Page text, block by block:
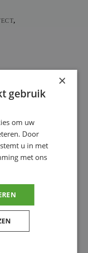
,
engineered to
in a
ready to ride
rocks, logs,
in your
and
performance
×
gebruik
om uw
Door
u in met
met ons